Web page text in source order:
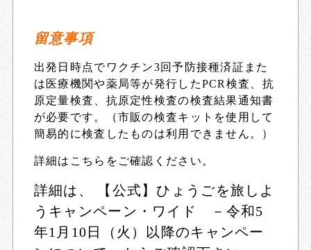
留意事項
出発日時点でワクチン3回予防接種済証また
は医療機関や薬局等が発行したPCR検査、抗
原定量検査、抗原定性検査の検査結果通知書
が必要です。（市販の検査キットを使用して
簡易的に検査したものは利用できません。）
詳細は こちら をご確認ください。
詳細は、
【公式】ひょうごを旅しよ
うキャンペーン・ワイド －令和5
年1月10日（火）以降のキャンペー